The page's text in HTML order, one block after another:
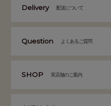
Delivery 配送について
Question よくあるご質問
SHOP 実店舗のご案内